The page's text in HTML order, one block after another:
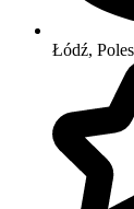
Łódź,